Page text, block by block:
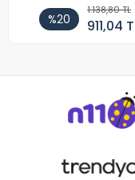
%20
1.138,80 TL
911,04